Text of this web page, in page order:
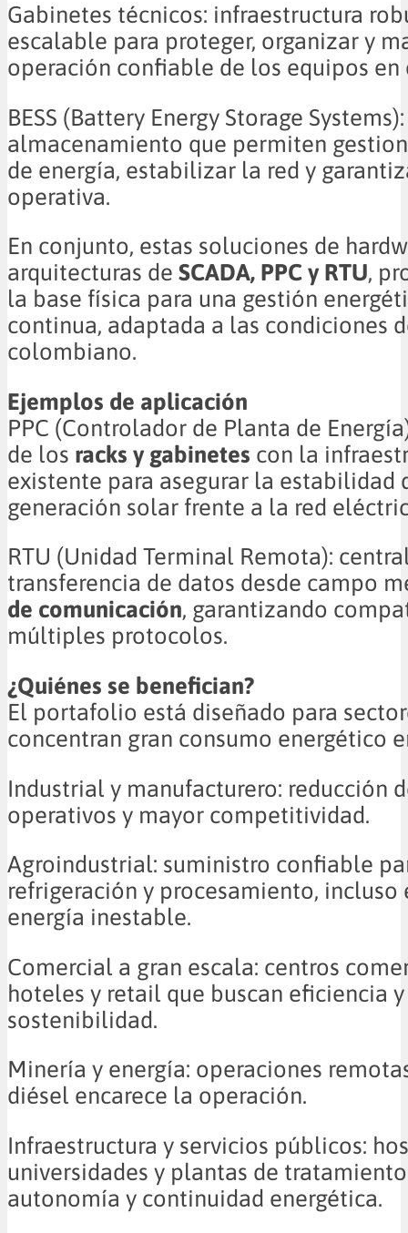
Gabinetes técnicos: infraestructura
escalable para proteger, organizar y
operación confiable de los equipos en
BESS (Battery Energy Storage
almacenamiento que permiten
de energía, estabilizar la red y
operativa.
En conjunto, estas soluciones de
arquitecturas de SCADA, PPC y RTU,
la base física para una gestión
continua, adaptada a las condiciones
colombiano.
Ejemplos de aplicación
PPC (Controlador de Planta de
de los racks y gabinetes con la
existente para asegurar la estabilidad
generación solar frente a la red
RTU (Unidad Terminal Remota):
transferencia de datos desde campo
de comunicación, garantizando
múltiples protocolos.
¿Quiénes se benefician?
El portafolio está diseñado para
concentran gran consumo energético
Industrial y manufacturero: reducción
operativos y mayor competitividad.
Agroindustrial: suministro confiable
refrigeración y procesamiento, incluso
energía inestable.
Comercial a gran escala: centros
hoteles y retail que buscan eficiencia y
sostenibilidad.
Minería y energía: operaciones
diésel encarece la operación.
Infraestructura y servicios públicos:
universidades y plantas de
autonomía y continuidad energética.